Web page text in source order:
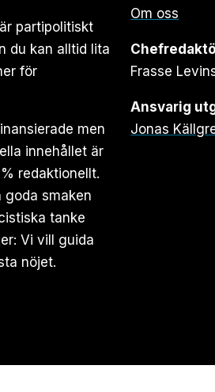
partipolitiskt
du kan alltid lita
för
men
innehållet är
redaktionellt.
goda smaken
tanke
Vi vill guida
nöjet.
Om oss
Frasse
Ansvarig
Jonas